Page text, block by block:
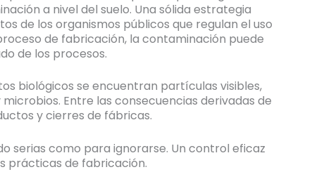
a nivel del suelo. Una sólida estrategia
de los organismos públicos que regulan el uso
de fabricación, la contaminación puede
de los procesos.
biológicos se encuentran partículas visibles,
Entre las consecuencias derivadas de
y cierres de fábricas.
serias como para ignorarse. Un control eficaz
prácticas de fabricación.